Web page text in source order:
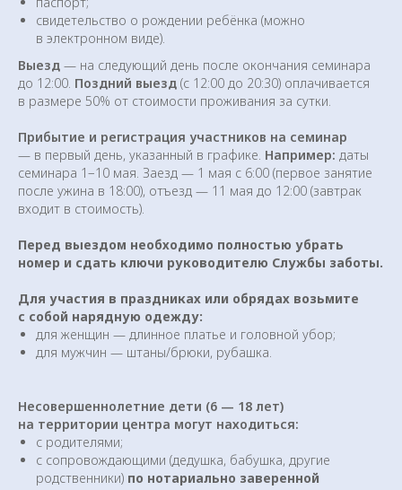
свидетельство о рождении ребёнка (можно
в электронном виде).
Выезд — на следующий день после окончания семинара
до 12:00. Поздний выезд (с 12:00 до 20:30) оплачивается
в размере 50% от стоимости проживания за сутки.
Прибытие и регистрация участников на семинар
— в первый день, указанный в графике. Например: даты
семинара 1−10 мая. Заезд — 1 мая с 6:00 (первое занятие
после ужина в 18:00), отъезд — 11 мая до 12:00 (завтрак
входит в стоимость).
Перед выездом необходимо полностью убрать
номер и сдать ключи руководителю Службы заботы.
Для участия в праздниках или обрядах возьмите
с собой нарядную одежду:
для женщин — длинное платье и головной убор;
для мужчин — штаны/брюки, рубашка.
Несовершеннолетние дети (6 — 18 лет)
на территории центра могут находиться:
с родителями;
с сопровождающими (дедушка, бабушка, другие
родственники) по нотариально заверенной
Регистрация
Расписание семинаров
О центре
Как добраться
Договор-оферта
Политика конфиденциальности
Ретритный центр доктора Синельникова
ИП Синельников В. В.
8 800 775 51 20
+7 978 793 09 82